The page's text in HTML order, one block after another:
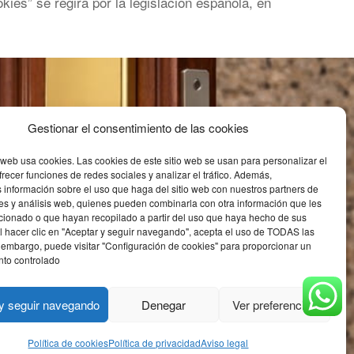
Gestionar el consentimiento de las cookies
usa cookies. Las cookies de este sitio web se usan para personalizar el
funciones de redes sociales y analizar el tráfico. Además,
información sobre el uso que haga del sitio web con nuestros partners de
y análisis web, quienes pueden combinarla con otra información que les
o que hayan recopilado a partir del uso que haya hecho de sus
hacer clic en "Aceptar y seguir navegando", acepta el uso de TODAS las
puede visitar "Configuración de cookies" para proporcionar un
controlado
seguir navegando Denegar Ver preferencias
Política de cookiesPolítica de privacidadAviso legal
Política de Privacidad y
Política de privacidad
Política de cookies
Aviso legal